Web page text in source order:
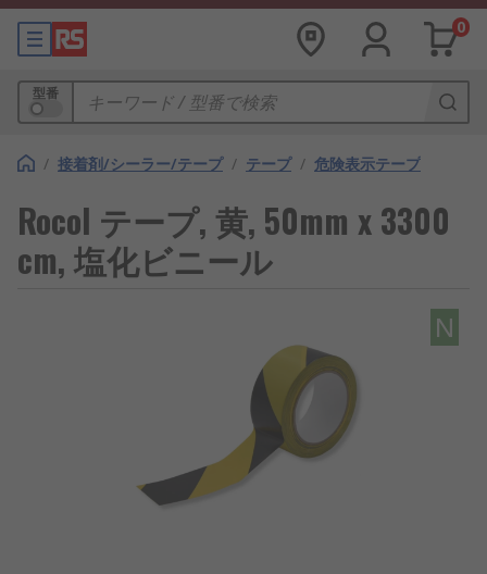
0
型番
/ 接着剤/シーラー/テープ / テープ / 危険表示テープ
Rocol テープ, 黄, 50mm x 3300
cm, 塩化ビニール
N